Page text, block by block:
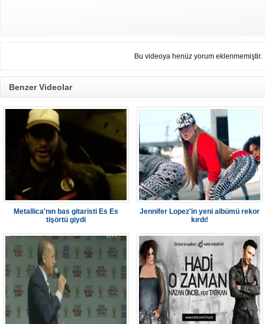
Bu videoya henüz yorum eklenmemiştir.
Benzer Videolar
Metallica'nın bas gitaristi Es Es
tişörtü giydi
Jennifer Lopez'in yeni albümü rekor
kırdı!